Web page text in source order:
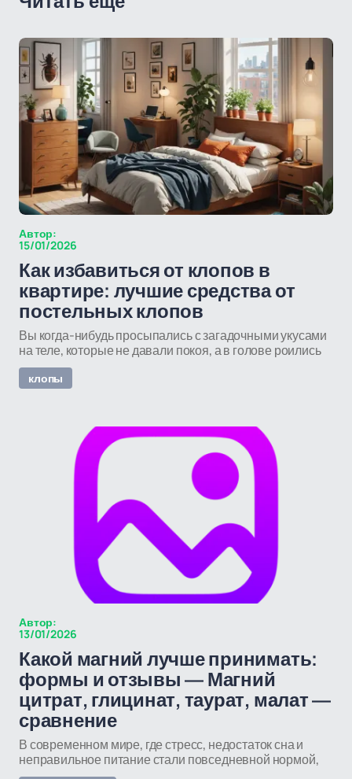
Автор:
15/01/2026
Как избавиться от клопов в
квартире: лучшие средства от
постельных клопов
Вы когда-нибудь просыпались с загадочными укусами
на теле, которые не давали покоя, а в голове роились
клопы
Автор:
13/01/2026
Какой магний лучше принимать:
формы и отзывы — Магний
цитрат, глицинат, таурат, малат —
сравнение
В современном мире, где стресс, недостаток сна и
неправильное питание стали повседневной нормой,